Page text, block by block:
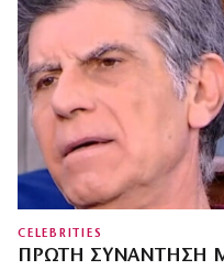
CELEBRITIES
ΠΡΏΤΗ ΣΥΝΆΝΤΗΣΗ